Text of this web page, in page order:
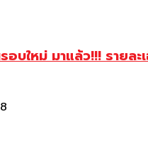
อบใหม่ มาแล้ว!!! รายล